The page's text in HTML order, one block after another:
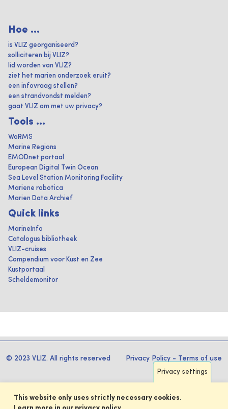
Hoe ...
is VLIZ georganiseerd?
solliciteren bij VLIZ?
lid worden van VLIZ?
ziet het marien onderzoek eruit?
een infovraag stellen?
een strandvondst melden?
gaat VLIZ om met uw privacy?
Tools ...
WoRMS
Marine Regions
EMODnet portaal
European Digital Twin Ocean
Sea Level Station Monitoring Facility
Mariene robotica
Marien Data Archief
Quick links
MarineInfo
Catalogus bibliotheek
VLIZ-cruises
Compendium voor Kust en Zee
Kustportaal
Scheldemonitor
© 2023 VLIZ. All rights reserved Privacy Policy - Terms of use
Privacy settings
This website only uses strictly necessary cookies.